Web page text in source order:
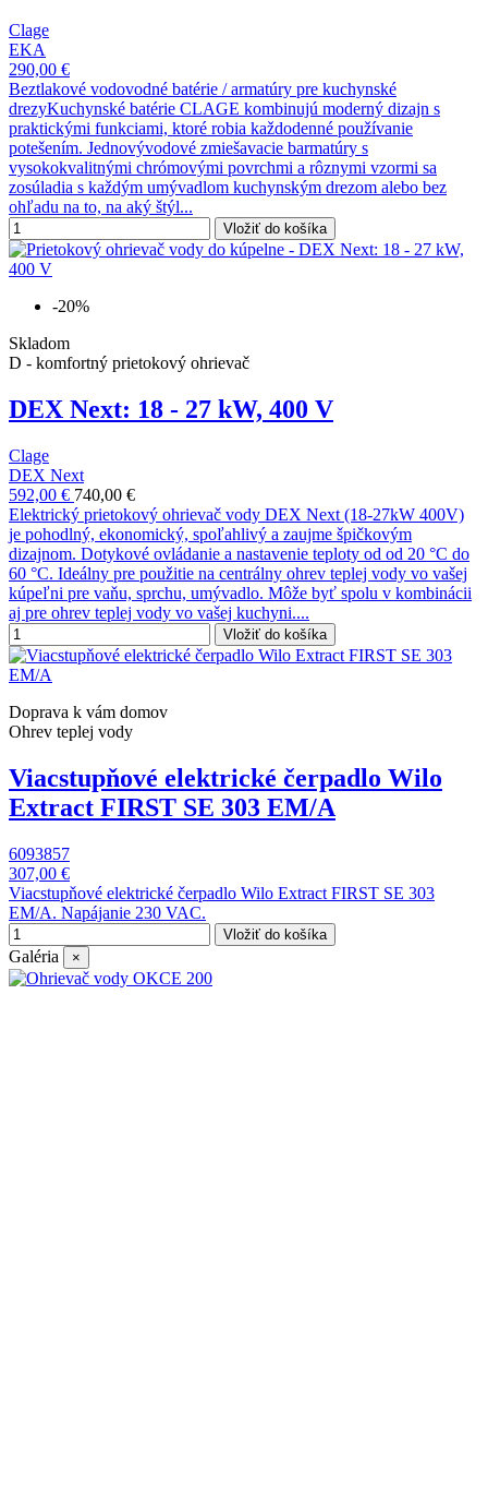
Clage
EKA
290,00 €
Beztlakové vodovodné batérie / armatúry pre kuchynské
drezyKuchynské batérie CLAGE kombinujú moderný dizajn s
praktickými funkciami, ktoré robia každodenné používanie
potešením. Jednovývodové zmiešavacie barmatúry s
vysokokvalitnými chrómovými povrchmi a rôznymi vzormi sa
zosúladia s každým umývadlom kuchynským drezom alebo bez
ohľadu na to, na aký štýl...
Vložiť do košíka
-20%
Skladom
D - komfortný prietokový ohrievač
DEX Next: 18 - 27 kW, 400 V
Clage
DEX Next
592,00 € 740,00 €
Elektrický prietokový ohrievač vody DEX Next (18-27kW 400V)
je pohodlný, ekonomický, spoľahlivý a zaujme špičkovým
dizajnom. Dotykové ovládanie a nastavenie teploty od od 20 °C do
60 °C. Ideálny pre použitie na centrálny ohrev teplej vody vo vašej
kúpeľni pre vaňu, sprchu, umývadlo. Môže byť spolu v kombinácii
aj pre ohrev teplej vody vo vašej kuchyni....
Vložiť do košíka
Doprava k vám domov
Ohrev teplej vody
Viacstupňové elektrické čerpadlo Wilo
Extract FIRST SE 303 EM/A
6093857
307,00 €
Viacstupňové elektrické čerpadlo Wilo Extract FIRST SE 303
EM/A. Napájanie 230 VAC.
Vložiť do košíka
Galéria ×